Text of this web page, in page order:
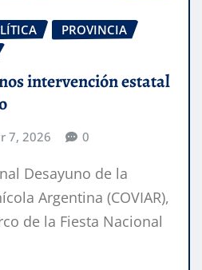
PROVINCIA
intervención estatal
7, 2026 0
Desayuno de la
Argentina (COVIAR),
de la Fiesta Nacional